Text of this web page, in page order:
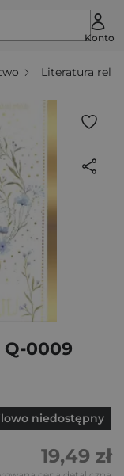
Konto
Literatura
0009
niedostępny
19,49 zł